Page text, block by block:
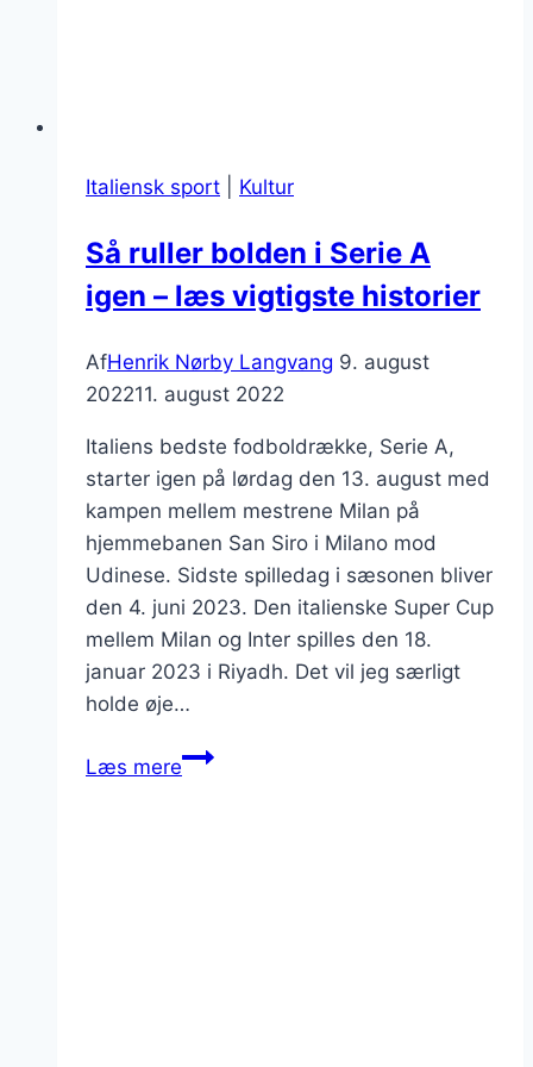
Italiensk sport Kultur
Så ruller bolden i Serie A
igen – læs vigtigste historier
AfHenrik Nørby Langvang 9. august
202211. august 2022
Italiens bedste fodboldrække, Serie A,
starter igen på lørdag den 13. august med
kampen mellem mestrene Milan på
hjemmebanen San Siro i Milano mod
Udinese. Sidste spilledag i sæsonen bliver
den 4. juni 2023. Den italienske Super Cup
mellem Milan og Inter spilles den 18.
januar 2023 i Riyadh. Det vil jeg særligt
holde øje…
Læs mereSå